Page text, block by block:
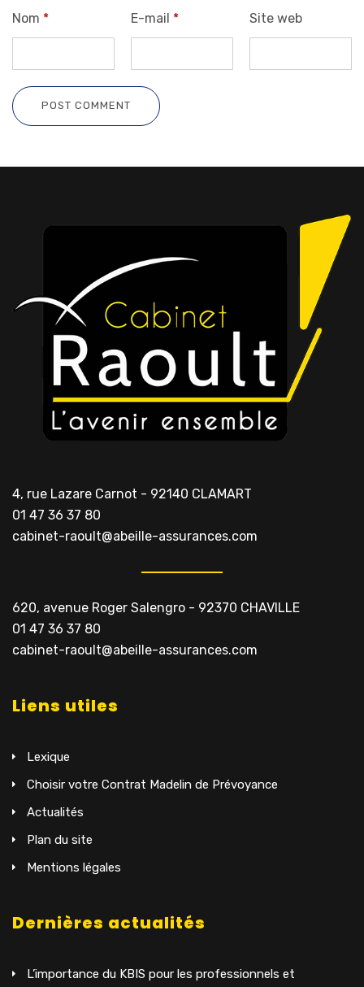
Nom * E-mail * Site web
POST COMMENT
4, rue Lazare Carnot - 92140 CLAMART
01 47 36 37 80
cabinet-raoult@abeille-assurances.com
620, avenue Roger Salengro - 92370 CHAVILLE
01 47 36 37 80
cabinet-raoult@abeille-assurances.com
Liens utiles
Lexique
Choisir votre Contrat Madelin de Prévoyance
Actualités
Plan du site
Mentions légales
Dernières actualités
L’importance du KBIS pour les professionnels et